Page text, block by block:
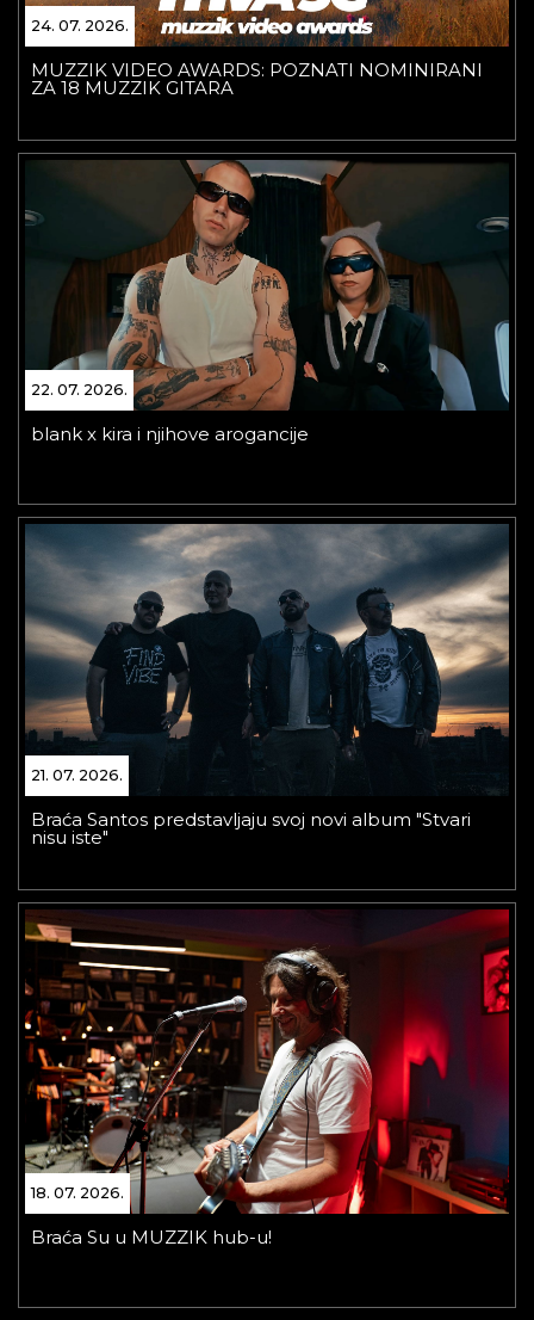
24. 07. 2026.
MUZZIK VIDEO AWARDS: POZNATI NOMINIRANI
ZA 18 MUZZIK GITARA
22. 07. 2026.
blank x kira i njihove arogancije
21. 07. 2026.
Braća Santos predstavljaju svoj novi album "Stvari
nisu iste"
18. 07. 2026.
Braća Su u MUZZIK hub-u!